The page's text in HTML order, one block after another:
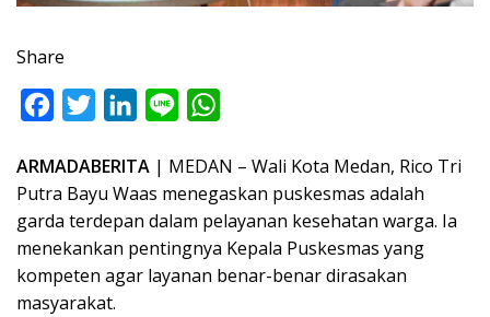
Share
c
e
b
o
o
i
t
t
e
r
n
k
d
n
e
a
t
s
A
ARMADABERITA | MEDAN – Wali Kota Medan, Rico Tri
Putra Bayu Waas menegaskan puskesmas adalah
garda terdepan dalam pelayanan kesehatan warga. Ia
menekankan pentingnya Kepala Puskesmas yang
kompeten agar layanan benar-benar dirasakan
masyarakat.